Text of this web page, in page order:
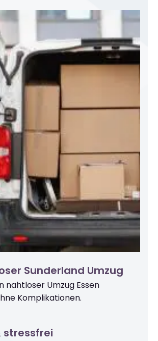
Sunderland Umzug
nahtloser Umzug Essen
Komplikationen.
stressfrei